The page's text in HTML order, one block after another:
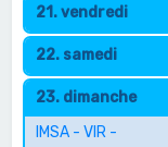
21. vendredi
22. samedi
23. dimanche
IMSA - VIR -